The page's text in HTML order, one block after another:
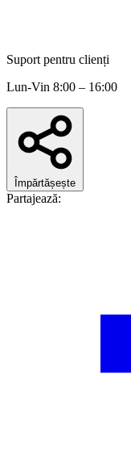
Suport pentru clienți
Lun-Vin 8:00 – 16:00
Împărtășește
Partajează: